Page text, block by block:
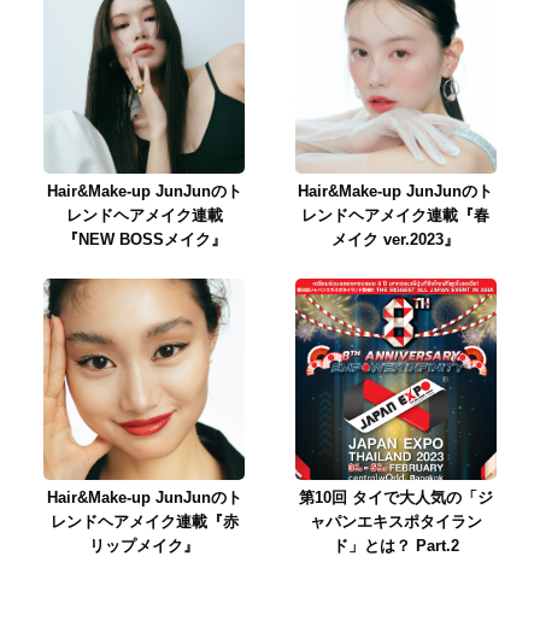
Hair&Make-up JunJunのト
レンドヘアメイク連載
『NEW BOSSメイク』
Hair&Make-up JunJunのト
レンドヘアメイク連載『春
メイク ver.2023』
Hair&Make-up JunJunのト
レンドヘアメイク連載『赤
リップメイク』
第10回 タイで大人気の「ジ
ャパンエキスポタイラン
ド」とは？ Part.2